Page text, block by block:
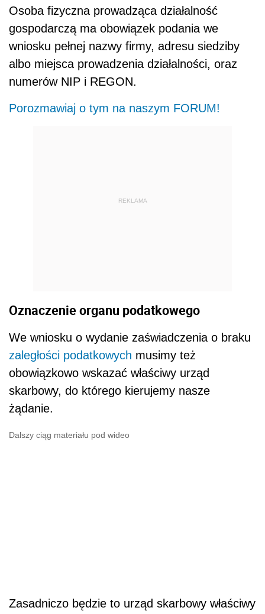
Osoba fizyczna prowadząca działalność
gospodarczą ma obowiązek podania we
wniosku pełnej nazwy firmy, adresu siedziby
albo miejsca prowadzenia działalności, oraz
numerów NIP i REGON.
Porozmawiaj o tym na naszym FORUM!
REKLAMA
Oznaczenie organu podatkowego
We wniosku o wydanie zaświadczenia o braku
zaległości podatkowych musimy też
obowiązkowo wskazać właściwy urząd
skarbowy, do którego kierujemy nasze
żądanie.
Dalszy ciąg materiału pod wideo
Zasadniczo będzie to urząd skarbowy właściwy